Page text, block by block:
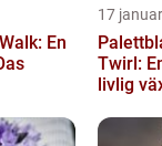
En
17
Twirl:
livlig